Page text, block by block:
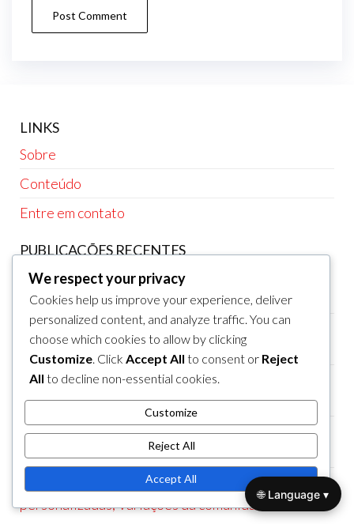
LINKS
Sobre
Conteúdo
Entre em contato
PUBLICAÇÕES RECENTES
Disc Golf: Pontuação tradicional, Sistemas de
pontos, Contagem de tacadas
Disc Golf: Violações de regras, Penalizações,
Responsabilidade dos jogadores
Frisbee Golf: Formatos divertidos, eventos de
caridade, regras de jogo social
Frisbee Golf: Ajustes de formato, Considerações
sobre regras, Planeamento de torneios
Frisbee Golf: Formatos de jogo locais, Regras
personalizadas, Variações da comunidade
We respect your privacy
Cookies help us improve your experience, deliver
personalized content, and analyze traffic. You can
choose which cookies to allow by clicking
Customize. Click Accept All to consent or Reject
All to decline non-essential cookies.
Customize
Reject All
Accept All
🌐 Language ▾